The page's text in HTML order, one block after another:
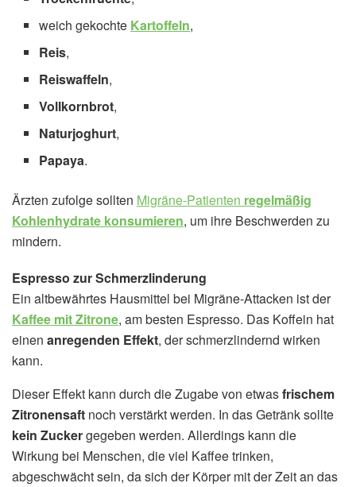
weich gekochte Kartoffeln,
Reis,
Reiswaffeln,
Vollkornbrot,
Naturjoghurt,
Papaya.
Ärzten zufolge sollten Migräne-Patienten regelmäßig
Kohlenhydrate konsumieren, um ihre Beschwerden zu
mindern.
Espresso zur Schmerzlinderung
Ein altbewährtes Hausmittel bei Migräne-Attacken ist der
Kaffee mit Zitrone, am besten Espresso. Das Koffein hat
einen anregenden Effekt, der schmerzlindernd wirken
kann.
Dieser Effekt kann durch die Zugabe von etwasfrischem
Zitronensaft noch verstärkt werden. In das Getränk sollte
kein Zuckergegeben werden. Allerdings kann die
Wirkung bei Menschen, die viel Kaffee trinken,
abgeschwächt sein, da sich der Körper mit der Zeit an das